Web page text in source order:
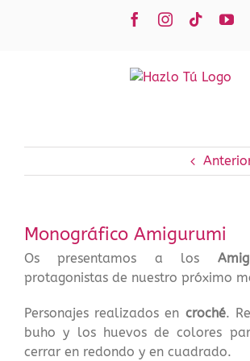
FacebookInstagram
Tiktok
Monográfico Amigurumi
Os presentamos a los
protagonistas de nuestro próximo
Personajes realizados en croché.
buho y los huevos de colores
cerrar en redondo y en cuadrado.